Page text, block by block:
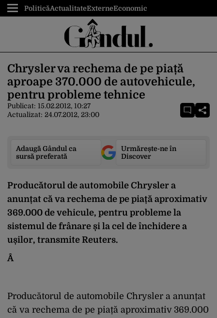
PoliticăActualitateExterneEconomic
Chrysler va rechema de pe piață
aproape 370.000 de autovehicule,
pentru probleme tehnice
Publicat: 15.02.2012, 10:27
Actualizat: 24.07.2012, 23:00
Adaugă Gândul ca
sursă preferată
Urmărește-ne în
Discover
Producătorul de automobile Chrysler a
anunțat că va rechema de pe piață aproximativ
369.000 de vehicule, pentru probleme la
sistemul de frânare și la cel de închidere a
ușilor, transmite Reuters.
Â
Producătorul de automobile Chrysler a anunțat
că va rechema de pe piață aproximativ 369.000